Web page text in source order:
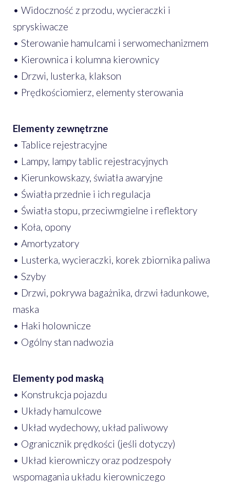
• Widoczność z przodu, wycieraczki i
spryskiwacze
• Sterowanie hamulcami i serwomechanizmem
• Kierownica i kolumna kierownicy
• Drzwi, lusterka, klakson
• Prędkościomierz, elementy sterowania
Elementy zewnętrzne
• Tablice rejestracyjne
• Lampy, lampy tablic rejestracyjnych
• Kierunkowskazy, światła awaryjne
• Światła przednie i ich regulacja
• Światła stopu, przeciwmgielne i reflektory
• Koła, opony
• Amortyzatory
• Lusterka, wycieraczki, korek zbiornika paliwa
• Szyby
• Drzwi, pokrywa bagażnika, drzwi ładunkowe,
maska
• Haki holownicze
• Ogólny stan nadwozia
Elementy pod maską
• Konstrukcja pojazdu
• Układy hamulcowe
• Układ wydechowy, układ paliwowy
• Ogranicznik prędkości (jeśli dotyczy)
• Układ kierowniczy oraz podzespoły
wspomagania układu kierowniczego